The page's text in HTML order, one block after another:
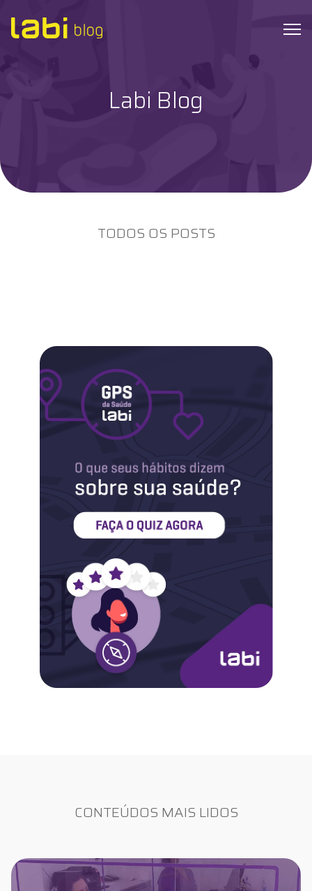
Dicas de Saúde
Maternidade
Novidades do Labi
Saúde da Mulher
Saúde do Homem
Sobre o Labi
Conheça o Labi
Labi Blog
TODOS OS POSTS
CONTEÚDOS MAIS LIDOS